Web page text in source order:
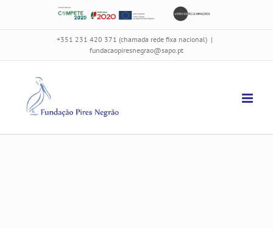
Ficha
projeto
Livro
reclamações
+351 231 420 371 (chamada rede fixa nacional) |
fundacaopiresnegrao@sapo.pt